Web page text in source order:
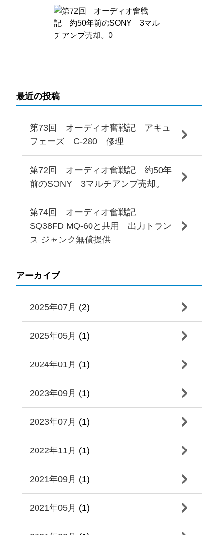
最近の投稿
第73回 オーディオ奮戦記 アキュ
フェーズ C-280 修理
第72回 オーディオ奮戦記 約50年
前のSONY 3マルチアンプ売却。
第74回 オーディオ奮戦記
SQ38FD MQ-60と共用 出力トラン
ス ジャンク無償提供
アーカイブ
2025年07月 (2)
2025年05月 (1)
2024年01月 (1)
2023年09月 (1)
2023年07月 (1)
2022年11月 (1)
2021年09月 (1)
2021年05月 (1)